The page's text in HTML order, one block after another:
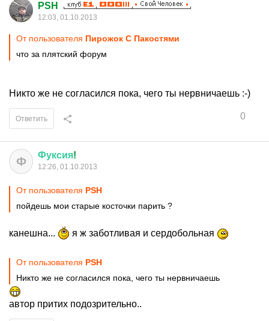
PSH
12:03, 01.10.2013
От пользователя Пирожок С Пакостями
что за плятский форум
Никто же не согласился пока, чего ты нервничаешь :-)
0
Ответить
Ф Фуксия!
12:26, 01.10.2013
От пользователя PSH
пойдешь мои старые косточки парить ?
канешна... я ж заботливая и сердобольная
От пользователя PSH
Никто же не согласился пока, чего ты нервничаешь
автор притих подозрительно..